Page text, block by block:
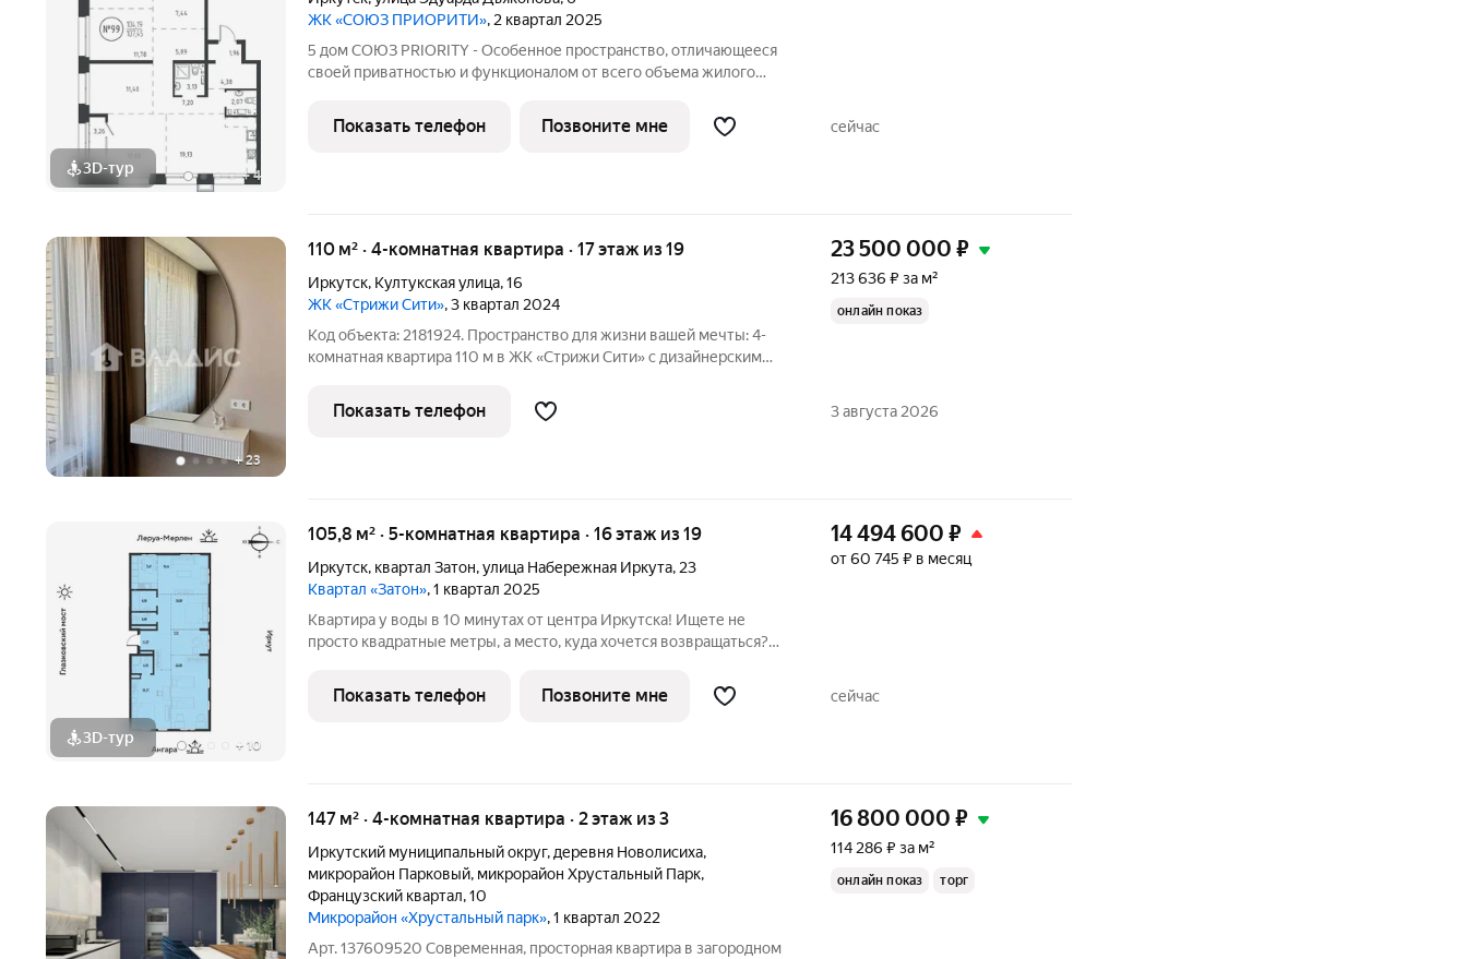
3D-тур +4
ЖК «СОЮЗ ПРИОРИТИ», 2 квартал 2025
5 дом СОЮЗ PRIORITY - Особенное пространство, отличающееся
своей приватностью и функционалом от всего объема жилого
более камерный формат жилья чувствовал себя дома. Дом,
обладающий потрясающими
Показать телефон Позвоните мне сейчас
+23
110 м² · 4-комнатная квартира · 17 этаж из 19
Иркутск, Култукская улица,16
ЖК «Стрижи Сити», 3 квартал 2024
Код объекта: 2181924. Пространство для жизни вашей мечты: 4-
комнатная квартира 110 м в ЖК «Стрижи Сити» с дизайнерским
захочется уезжать? Предлагаем к продаже статусную
четырёхкомнатную квартиру
23 500 000 ₽
213 636 ₽ за м²
онлайн показ
Показать телефон 3 августа 2026
3D-тур + 10
105,8 м² · 5-комнатная квартира · 16 этаж из 19
Иркутск, квартал Затон,улица Набережная Иркута, 23
Квартал «Затон», 1 квартал 2025
Квартира у воды в 10 минутах от центра Иркутска! Ищете не
просто квадратные метры, а место, куда хочется возвращаться?
комплекс на первой береговой линии, расположенный на
живописном полуострове в
14 494 600 ₽
от 60 745 ₽ в месяц
Показать телефон Позвоните мне сейчас
147 м² · 4-комнатная квартира · 2 этаж из 3
Иркутский муниципальный округ, деревня Новолисиха,
микрорайон Парковый, микрорайон Хрустальный Парк,
Французский квартал,10
Микрорайон «Хрустальный парк», 1 квартал 2022
Арт. 137609520 Современная, просторная квартира в загородном
16 800 000 ₽
114 286 ₽ за м²
онлайн показ торг